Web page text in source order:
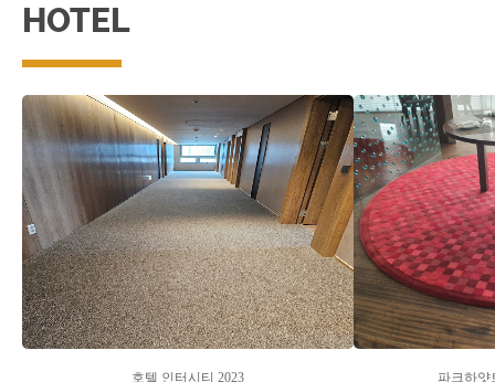
PORTFOLIO
RESOURCE
IN STOCK
HOTEL
호텔 인터시티 2023 파크하얏